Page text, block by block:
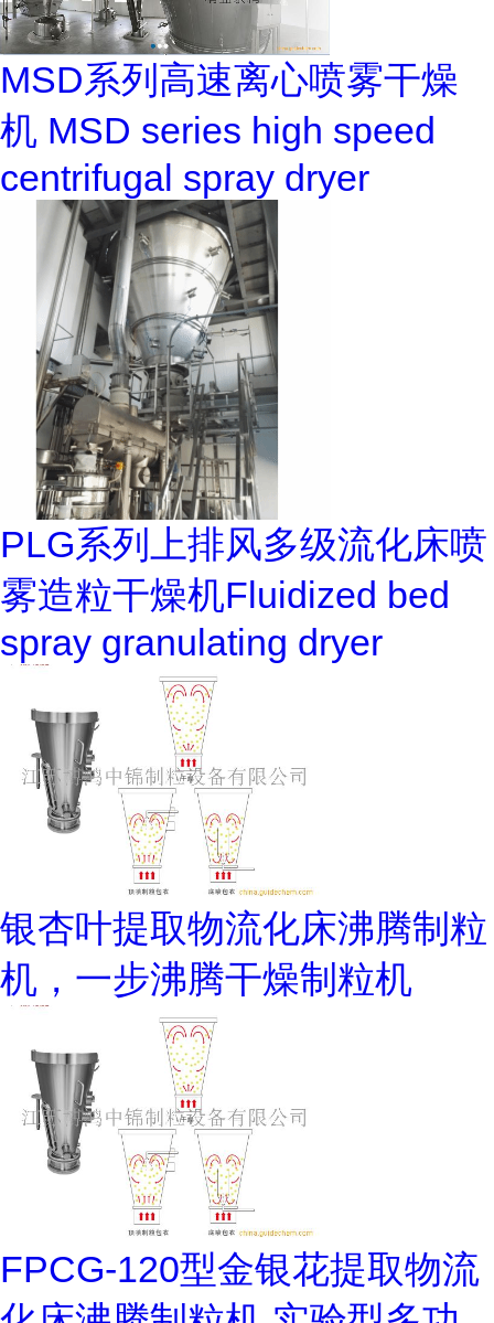
MSD系列高速离心喷雾干燥
机 MSD series high speed
centrifugal spray dryer
PLG系列上排风多级流化床喷
雾造粒干燥机Fluidized bed
spray granulating dryer
银杏叶提取物流化床沸腾制粒
机，一步沸腾干燥制粒机
FPCG-120型金银花提取物流